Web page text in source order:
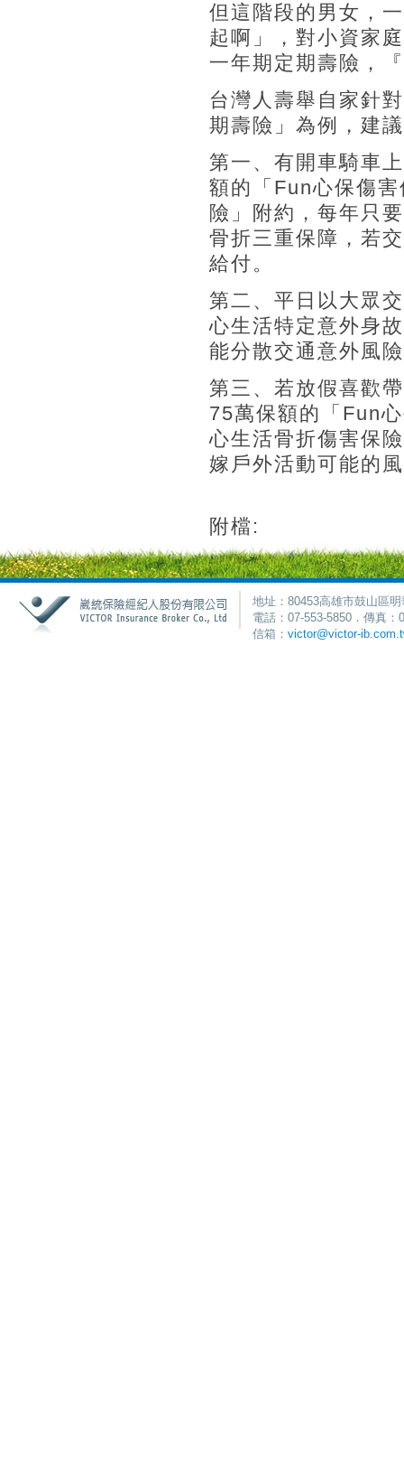
但這階段的男女，
起啊」，對小資家
一年期定期壽險，
台灣人壽舉自家針
期壽險」為例，建
第一、有開車騎車
額的「Fun心保傷
險」附約，每年只
骨折三重保障，若
給付。
第二、平日以大眾
心生活特定意外身
能分散交通意外風
第三、若放假喜歡
75萬保額的「Fun
心生活骨折傷害保
嫁戶外活動可能的
附檔:
地址：80453高雄市鼓山區
電話：07-553-5850．傳真
信箱： victor@victor-